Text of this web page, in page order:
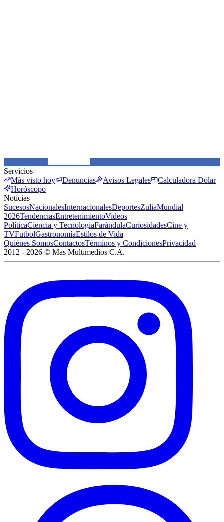
Servicios
Más visto hoy
Denuncias Avisos Legales
Calculadora Dólar
Horóscopo
Noticias
SucesosNacionalesInternacionalesDeportesZuliaMundial
2026TendenciasEntretenimientoVideos
PolíticaCiencia y TecnologíaFarándulaCuriosidadesCine y
TVFutbolGastronomíaEstilos de Vida
Quiénes SomosContactosTérminos y CondicionesPrivacidad
2012 - 2026 © Mas Multimedios C.A.